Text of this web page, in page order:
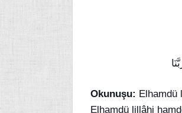
Okunuşu: Elhamdü
Elhamdü lillâhi